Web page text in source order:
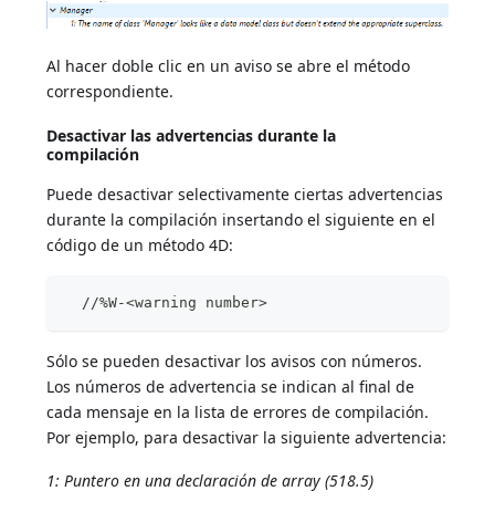
Al hacer doble clic en un aviso se abre el método
correspondiente.
Desactivar las advertencias durante la
compilación
Puede desactivar selectivamente ciertas advertencias
durante la compilación insertando el siguiente en el
código de un método 4D:
  //%W-<warning number>
Sólo se pueden desactivar los avisos con números.
Los números de advertencia se indican al final de
cada mensaje en la lista de errores de compilación.
Por ejemplo, para desactivar la siguiente advertencia:
1: Puntero en una declaración de array (518.5)